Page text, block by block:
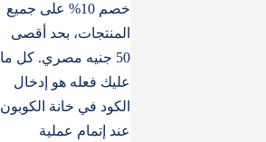
خصم 10% على جميع
المنتجات، بحد أقصى
50 جنيه مصري. كل ما
عليك فعله هو إدخال
الكود في خانة الكوبون
عند إتمام عملية